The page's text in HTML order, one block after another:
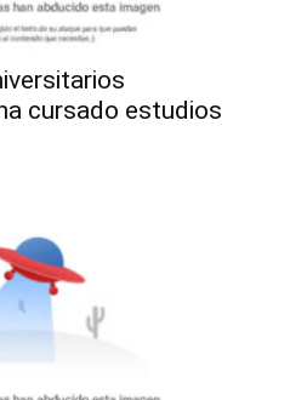
cursado estudios